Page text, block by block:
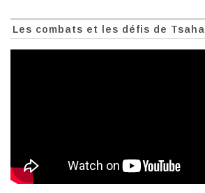
Les combats et les défis de Tsahal